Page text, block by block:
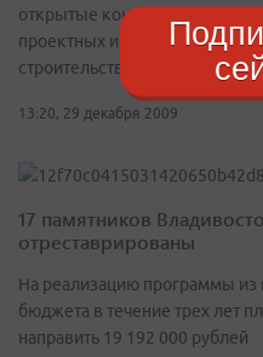
открытые конкурсы на
проектных и изыскательских
строительства данных
13:20, 29 декабря 2009
17 памятников
отреставрированы
На реализацию программы из
бюджета в течение трех лет
направить 19 192 000 рублей